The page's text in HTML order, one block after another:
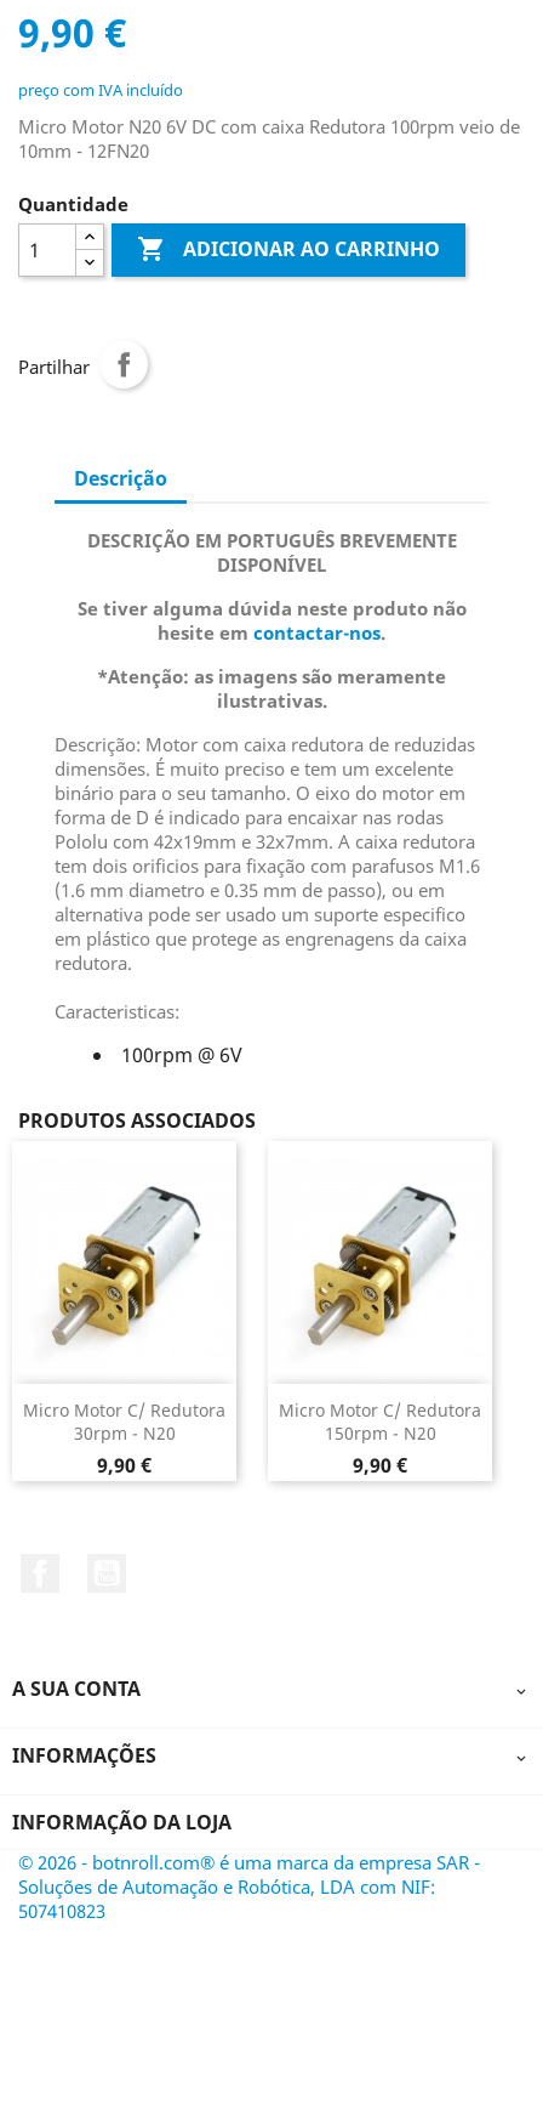
9,90 €
preço com IVA incluído
Micro Motor N20 6V DC com caixa Redutora 100rpm veio de
10mm - 12FN20
Quantidade
 ADICIONAR AO CARRINHO
Partilhar
Descrição
DESCRIÇÃO EM PORTUGUÊS BREVEMENTE
DISPONÍVEL
Se tiver alguma dúvida neste produto não
hesite em contactar-nos.
*Atenção: as imagens são meramente
ilustrativas.
Descrição: Motor com caixa redutora de reduzidas
dimensões. É muito preciso e tem um excelente
binário para o seu tamanho. O eixo do motor em
forma de D é indicado para encaixar nas rodas
Pololu com 42x19mm e 32x7mm. A caixa redutora
tem dois orificios para fixação com parafusos M1.6
(1.6 mm diametro e 0.35 mm de passo), ou em
alternativa pode ser usado um suporte especifico
em plástico que protege as engrenagens da caixa
redutora.
Caracteristicas:
100rpm @ 6V
PRODUTOS ASSOCIADOS
Micro Motor C/ Redutora
30rpm - N20
Preço
9,90 €
Micro Motor C/ Redutora
150rpm - N20
Preço
9,90 €
A SUA CONTA 
INFORMAÇÕES 
INFORMAÇÃO DA LOJA
© 2026 - botnroll.com® é uma marca da empresa SAR -
Soluções de Automação e Robótica, LDA com NIF:
507410823